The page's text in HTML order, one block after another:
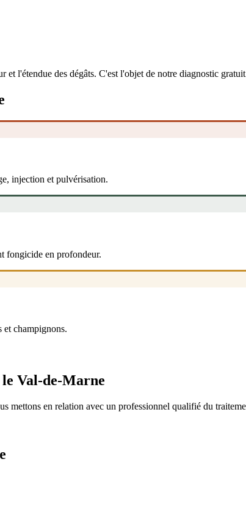
et l'étendue des dégâts. C'est l'objet de notre diagnostic
injection et pulvérisation.
fongicide en profondeur.
et champignons.
le Val-de-Marne
mettons en relation avec un professionnel qualifié du